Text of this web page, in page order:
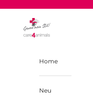
care4animals
Home
Neu